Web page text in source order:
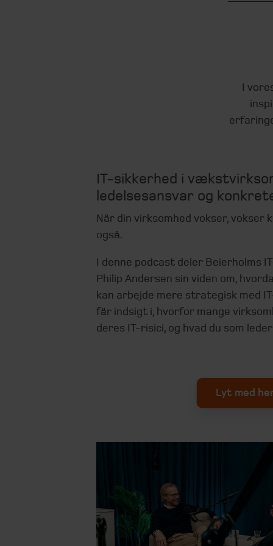
I
IT-sikkerhed i
ledelsesansvar og
Når din virksomhed vokser, vokser
også.
I denne podcast deler Beierholms
Philip Andersen sin viden om,
kan arbejde mere strategisk med
får indsigt i, hvorfor mange
deres IT-risici, og hvad du som
Lyt med